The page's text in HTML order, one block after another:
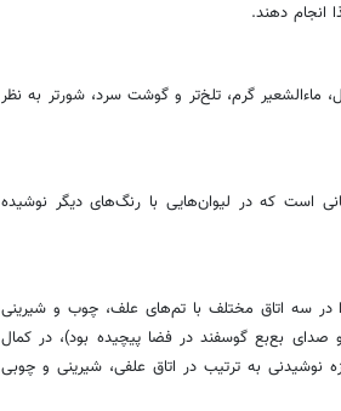
انجام دهند.
ماء‌الشعیر گرم، تلخ‌تر و گوشت سرد، شورتر به نظر
است که در لیوان‌هایی با رنگ‌های دیگر نوشیده
در سه اتاق مختلف با تم‌های علف، چوب و شیرینی
بع‌بع گوسفند در فضا پیچیده بود)، در کمال
نوشیدنی به ترتیب در اتاق علفی، شیرینی و چوبی